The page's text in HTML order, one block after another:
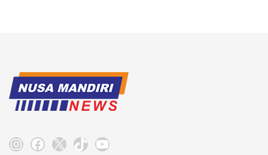
Instagram
Facebook
X TikTokYouTube